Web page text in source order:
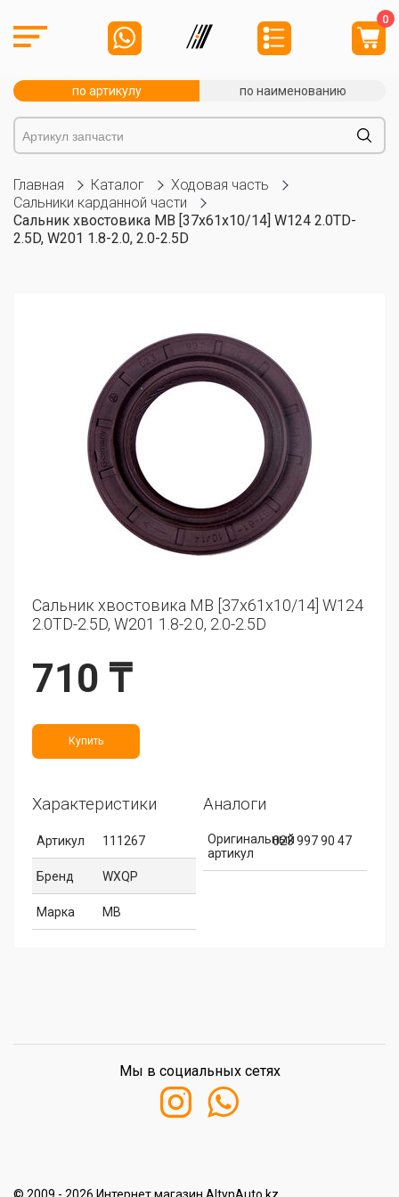
0
по артикулу по наименованию
Главная Каталог
Ходовая часть
Сальники карданной части
Сальник хвостовика MB [37x61x10/14] W124 2.0TD-
2.5D, W201 1.8-2.0, 2.0-2.5D
Сальник хвостовика MB [37x61x10/14] W124
2.0TD-2.5D, W201 1.8-2.0, 2.0-2.5D
710 ₸
Купить
Характеристики
Артикул 111267
Бренд WXQP
Марка MB
Аналоги
Оригинальный
артикул
023 997 90 47
Мы в социальных сетях